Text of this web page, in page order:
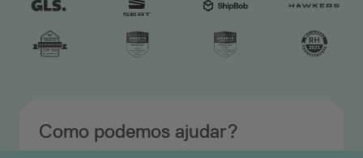
Como podemos ajudar?